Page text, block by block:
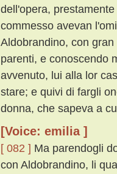
dell'opera,
commesso avevan
Aldobrandino, con
parenti, e conoscendo
avvenuto, lui alla lor
stare; e quivi di fargli
donna, che sapeva a
[Voice: emilia ]
[ 082 ] Ma parendogli
con Aldobrandino, li